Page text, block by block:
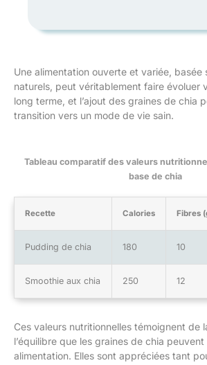
Une alimentation ouverte et variée, basée
naturels, peut véritablement faire évoluer
long terme, et l’ajout des graines de chia
transition vers un mode de vie sain.
Tableau comparatif des valeurs
base de chia
Recette Calories Fibres
Pudding de chia 180 10
Smoothie aux chia 250 12
Ces valeurs nutritionnelles témoignent de
l’équilibre que les graines de chia
alimentation. Elles sont appréciées tant